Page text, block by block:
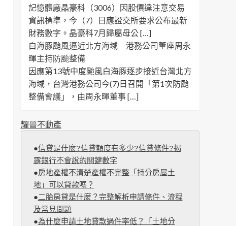
記憶體廠晶豪科（3006）因股價達注意交易
資訊標準，今（7）日應證交所要求公布最新
財務數字。晶豪科7月歸屬母公 […]
白海豚颱風逼近北方海域 港務公司董座周永
暉主持防颱整備
因應第13號中度颱風白海豚逐步接近台灣北方
海域，台灣港務公司今(7)日召開「第1次防颱
整備會議」，由周永暉董事 […]
耀晉不動產
●信貸是什麼?信貸額度有多少?信貸條件?揭
露銀行不會說的關鍵數字
●房地產權不清楚產權不完整「持分房屋土
地」可以貸款嗎？
●二胎房貸是什麼？完整解析申請條件、流程
及常見問題
●為什麼申請土地貸款過件率低？「土地分